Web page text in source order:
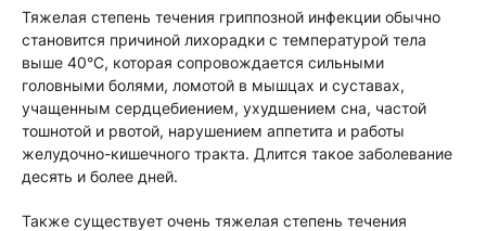
Тяжелая степень течения гриппозной инфекции обычно
становится причиной лихорадки с температурой тела
выше 40°С, которая сопровождается сильными
головными болями, ломотой в мышцах и суставах,
учащенным сердцебиением, ухудшением сна, частой
тошнотой и рвотой, нарушением аппетита и работы
желудочно-кишечного тракта. Длится такое заболевание
десять и более дней.
Также существует очень тяжелая степень течения